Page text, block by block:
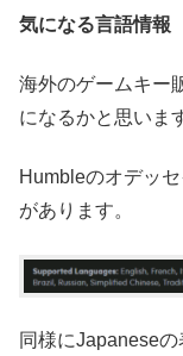
気になる言語情報
海外のゲームキー
になるかと思いま
Humbleのオデッ
があります。
同様にJapanese